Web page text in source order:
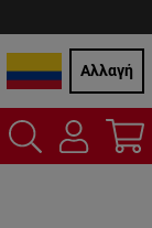
Αλλαγή